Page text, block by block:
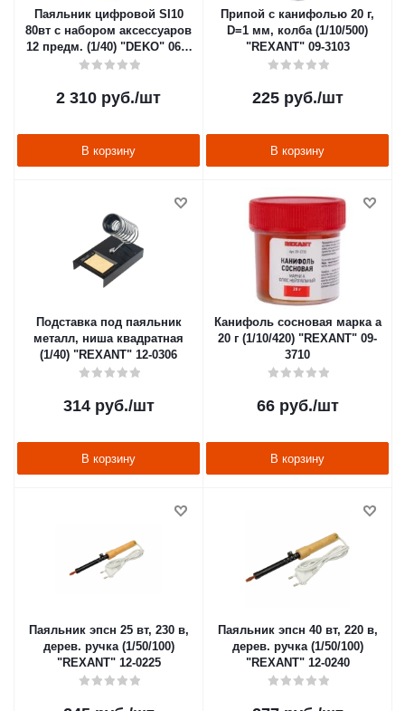
Паяльник цифровой SI10
80вт с набором аксессуаров
12 предм. (1/40) "DEKO" 065-
0400
2 310 руб./шт
В корзину
Припой с канифолью 20 г,
D=1 мм, колба (1/10/500)
"REXANT" 09-3103
225руб./шт
В корзину
Подставка под паяльник
металл, ниша квадратная
(1/40) "REXANT" 12-0306
314руб./шт
В корзину
Канифоль сосновая марка а
20 г (1/10/420) "REXANT" 09-
3710
66руб./шт
В корзину
Паяльник эпсн 25 вт, 230 в,
дерев. ручка (1/50/100)
"REXANT" 12-0225
Паяльник эпсн 40 вт, 220 в,
дерев. ручка (1/50/100)
"REXANT" 12-0240